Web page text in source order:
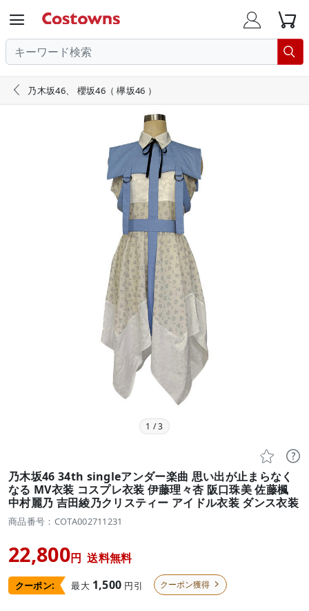
  

 乃木坂46、 櫻坂46（ 欅坂46 ）
1 /3
 
乃木坂46 34th singleアンダー楽曲 思い出が止まらなく
なる MV衣装 コスプレ衣装 伊藤理々杏 阪口珠美 佐藤楓
中村麗乃 吉田綾乃クリスティー アイドル衣装 ダンス衣装
商品番号：COTA002711231
22,800円 送料無料
クーポン: 最大 1,500 円引 クーポン獲得 